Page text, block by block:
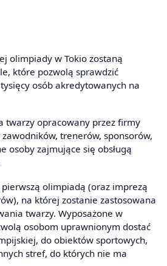
olimpiady w Tokio zostaną
które pozwolą sprawdzić
osób akredytowanych na
twarzy opracowany przez firmy
trenerów, sponsorów,
osoby zajmujące się obsługą
olimpiadą (oraz imprezą
na której zostanie zastosowana
twarzy. Wyposażone w
osobom uprawnionym dostać
do obiektów sportowych,
stref, do których nie ma